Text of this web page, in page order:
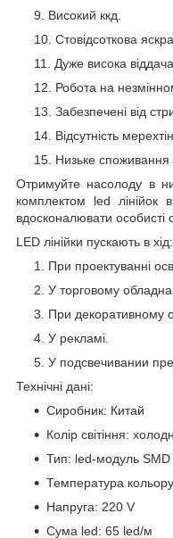
Високий ккд.
Стовідсоткова
Дуже висока
Робота на
Забезпечені від
Відсутність
Низьке споживання
Отримуйте насолоду в
комплектом led лінійок
вдосконалювати особисті
LED лінійки пускають в хід:
При проектуванні
У торговому
При декоративному
У рекламі.
У подсвечивании
Технічні дані:
Сиробник: Китай
Колір світіння:
Тип: led-модуль
Температура
Напруга: 220 V
Сума led: 65 led/м